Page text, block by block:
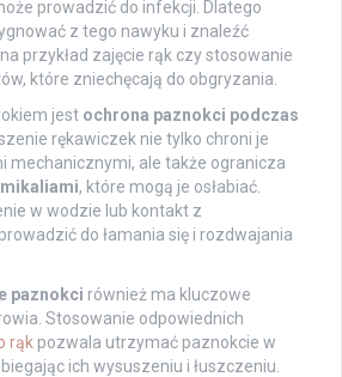
prowadzić do infekcji. Dlatego
z tego nawyku i znaleźć
przykład zajęcie rąk czy stosowanie
które zniechęcają do obgryzania.
jest ochrona paznokci podczas
rękawiczek nie tylko chroni je
mechanicznymi, ale także ogranicza
, które mogą je osłabiać.
w wodzie lub kontakt z
do łamania się i rozdwajania
paznokci również ma kluczowe
Stosowanie odpowiednich
rąk pozwala utrzymać paznokcie w
ich wysuszeniu i łuszczeniu.